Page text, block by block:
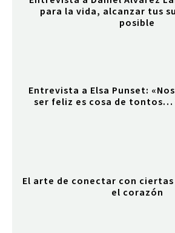
para la vida, alcanzar tus
posible
Entrevista a Elsa Punset:
ser feliz es cosa de tontos…
El arte de conectar con ciertas
el corazón